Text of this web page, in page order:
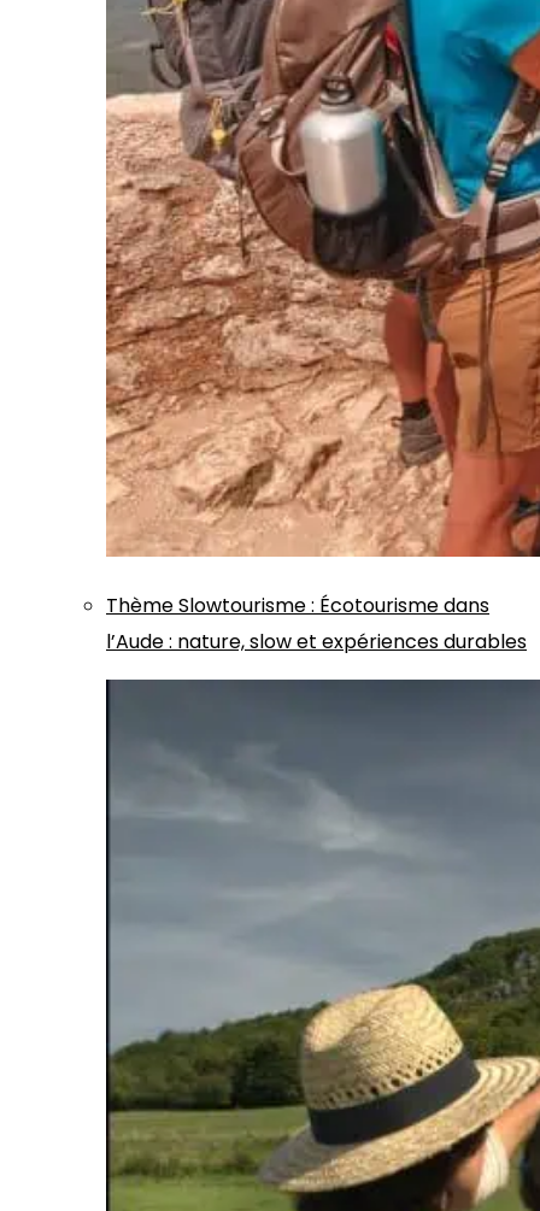
ThèmeSlowtourisme: Écotourisme dans
l’Aude : nature, slow et expériences durables